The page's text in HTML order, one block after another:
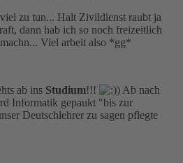
zu tun... Halt Zivildienst raubt ja
dann hab ich so noch freizeitlich
Viel arbeit also *gg*
ab ins Studium!!!
Ab nach
Informatik gepaukt "bis zur
Deutschlehrer zu sagen pflegte